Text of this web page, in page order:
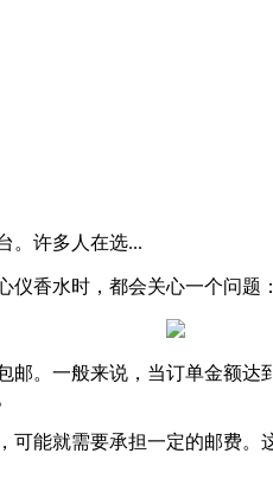
。许多人在选...
香水时，都会关心一个问题
。一般来说，当订单金额
能就需要承担一定的邮费